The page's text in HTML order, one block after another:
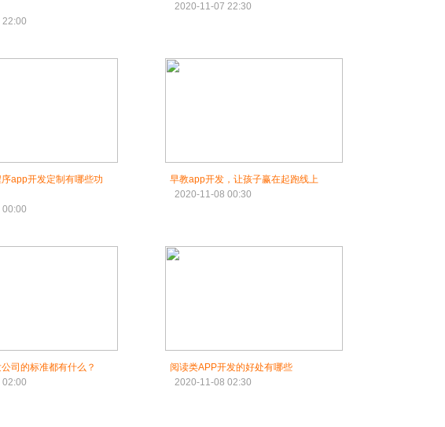
2020-11-07 22:30
app开发定制有哪些功
早教app开发，让孩子赢在起跑线上
2020-11-08 00:30
司的标准都有什么？
阅读类APP开发的好处有哪些
2020-11-08 02:30